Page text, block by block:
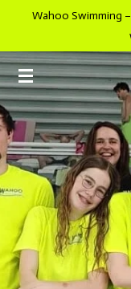
naar
de
hoofdinhoud
Wahoo Swimming